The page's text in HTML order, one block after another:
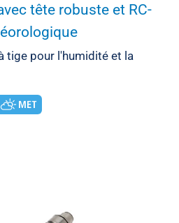
tête robuste et RC-
tige pour l'humidité et la